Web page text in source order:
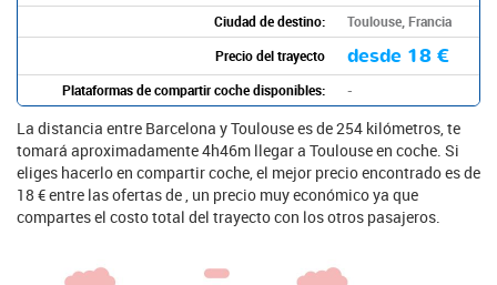
Ciudad de destino:
Toulouse, Francia
Precio del trayecto
desde 18 €
Plataformas de compartir coche disponibles: -
La distancia entre Barcelona y Toulouse es de 254 kilómetros, te
tomará aproximadamente 4h46m llegar a Toulouse en coche. Si
eliges hacerlo en compartir coche, el mejor precio encontrado es de
18 € entre las ofertas de , un precio muy económico ya que
compartes el costo total del trayecto con los otros pasajeros.